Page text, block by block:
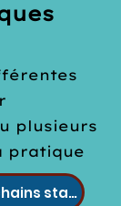
plusieurs
pratique
Découvrir les prochains stages